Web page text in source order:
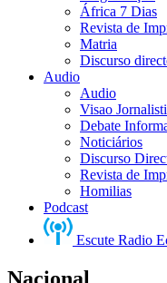
África 7 Dias
Revista de
Matria
Discurso
Audio
Audio
Visao
Debate
Noticiários
Discurso
Revista de
Homilias
Podcast
Escute Radio